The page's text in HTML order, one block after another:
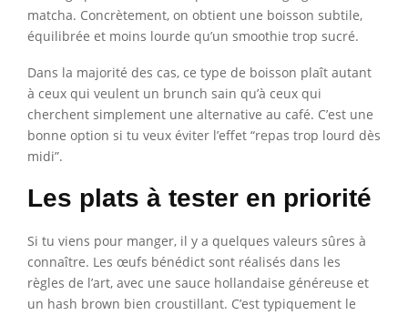
matcha. Concrètement, on obtient une boisson subtile,
équilibrée et moins lourde qu’un smoothie trop sucré.
Dans la majorité des cas, ce type de boisson plaît autant
à ceux qui veulent un brunch sain qu’à ceux qui
cherchent simplement une alternative au café. C’est une
bonne option si tu veux éviter l’effet “repas trop lourd dès
midi”.
Les plats à tester en priorité
Si tu viens pour manger, il y a quelques valeurs sûres à
connaître. Les œufs bénédict sont réalisés dans les
règles de l’art, avec une sauce hollandaise généreuse et
un hash brown bien croustillant. C’est typiquement le